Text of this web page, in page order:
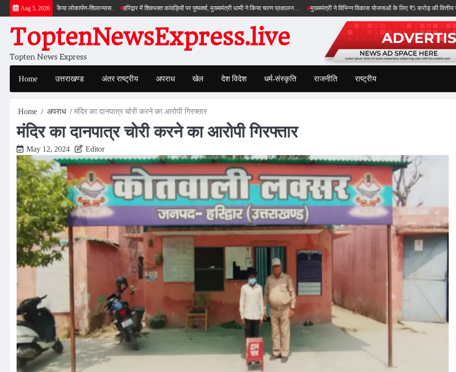
Skip
to
content
Aug 5, 2026
धामी ने किया लोकार्पण-शिलान्यास. हरिद्वार में शिवभक्त कांवड़ियों पर पुष्पवर्षा, मुख्यमंत्री धामी ने किया चरण प्रक्षालन… मुख्यमंत्री ने विभिन्न विकास योजनाओं के लिए ₹5 करोड़ की वित्तीय स्वीकृति दी…
ToptenNewsExpress.live
Topten News Express
Home उत्तराखण्ड अंतर राष्ट्रीय अपराध खेल देश विदेश धर्म-संस्कृति राजनीति राष्ट्रीय
Home अपराध मंदिर का दानपात्र चोरी करने का आरोपी गिरफ्तार
मंदिर का दानपात्र चोरी करने का आरोपी गिरफ्तार
May 12, 2024 Editor